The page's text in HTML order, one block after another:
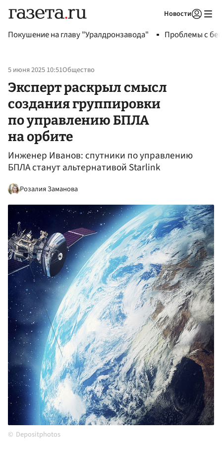
Новости
Покушение на главу "Уралдронзавода" Проблемы с
5 июня 2025 10:51Общество
Эксперт раскрыл смысл
создания группировки
по управлению БПЛА
на орбите
Инженер Иванов: спутники по управлению
БПЛА станут альтернативой Starlink
Розалия Заманова
Depositphotos